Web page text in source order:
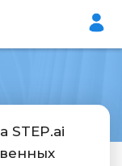
STEP.ai